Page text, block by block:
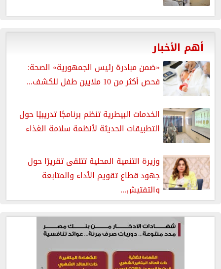
أهم الأخبار
«ضمن مبادرة رئيس الجمهورية» الصحة:
فحص أكثر من 10 ملايين طفل للكشف...
الخدمات البيطرية تنظم برنامجًا تدريبيًا حول
التطبيقات الحديثة لأنظمة سلامة الغذاء
وزيرة التنمية المحلية تتلقى تقريرًا حول
جهود قطاع تقويم الأداء والمتابعة
والتفتيش...